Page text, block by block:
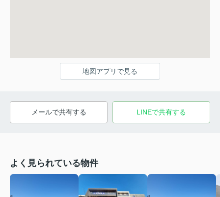
地図アプリで見る
メールで共有する LINEで共有する
よく見られている物件